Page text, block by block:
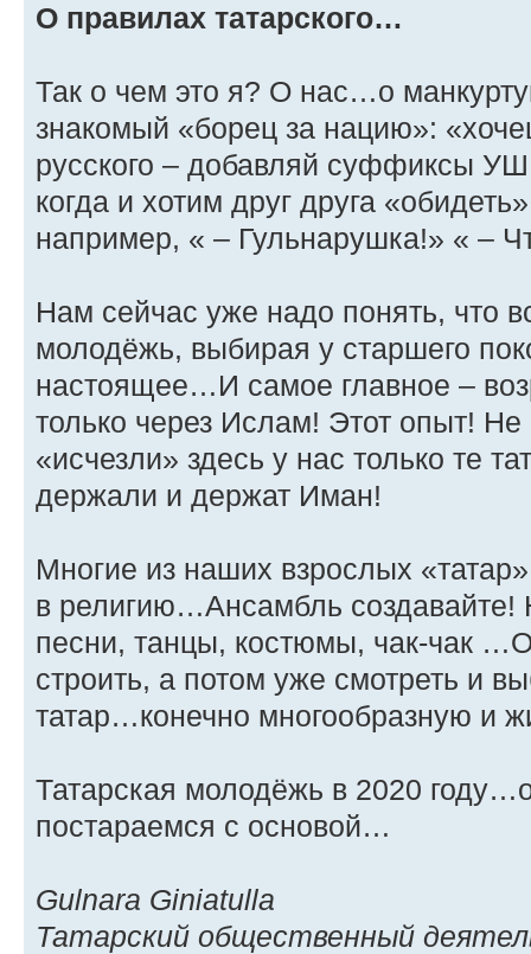
О правилах татарского…
Так о чем это я? О нас…о
знакомый «борец за нацию»:
русского – добавляй суффиксы
когда и хотим друг друга
например, « – Гульнарушка!» « –
Нам сейчас уже надо понять, что
молодёжь, выбирая у старшего
настоящее…И самое главное –
только через Ислам! Этот опыт!
«исчезли» здесь у нас только те
держали и держат Иман!
Многие из наших взрослых
в религию…Ансамбль создавайте!
песни, танцы, костюмы, чак-чак
строить, а потом уже смотреть и
татар…конечно многообразную и
Татарская молодёжь в 2020
постараемся с основой…
Gulnara Giniatulla
Татарский общественный